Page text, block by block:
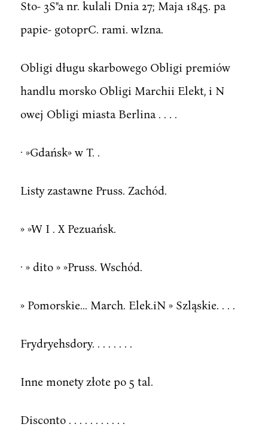
Sto- 3S"a nr. kulali Dnia 27; Maja 1845. pa
papie- gotoprC. rami. wIzna.
Obligi długu skarbowego Obligi premiów
handlu morsko Obligi Marchii Elekt, i N
owej Obligi miasta Berlina . . . .
· »Gdańsk» w T. .
Listy zastawne Pruss. Zachód.
» »W I . X Pezuańsk.
· » dito » »Pruss. Wschód.
» Pomorskie... March. Elek.iN » Szląskie. . . .
Frydryehsdory. . . . . . . .
Inne monety złote po 5 tal.
Disconto . . . . . . . . . . .